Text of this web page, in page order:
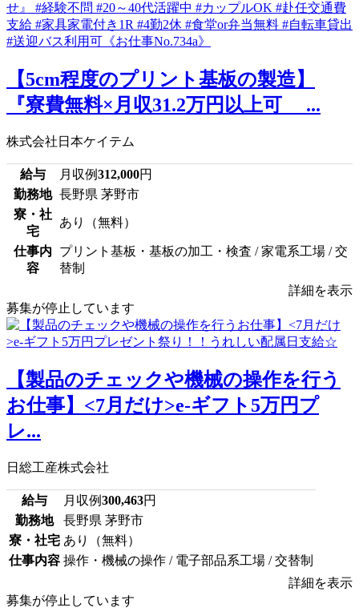
【5cm程度のプリント基板の製造】
『寮費無料×月収31.2万円以上可 ...
株式会社日本ケイテム
給与 月収例312,000円
勤務地 長野県 茅野市
寮・社
宅
あり（無料）
仕事内
容
プリント基板・基板の加工・検査 / 家電系工場 / 交
替制
詳細を表示
募集が停止しています
【製品のチェックや機械の操作を行う
お仕事】<7月だけ>e-ギフト5万円プ
レ...
日総工産株式会社
給与 月収例300,463円
勤務地
長野県 茅野市
寮・社宅 あり（無料）
仕事内容 操作・機械の操作 / 電子部品系工場 / 交替制
詳細を表示
募集が停止しています